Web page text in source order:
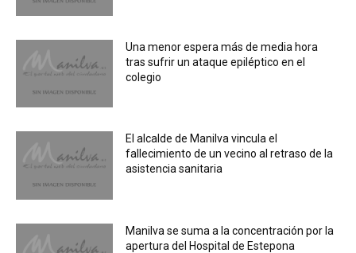
Una menor espera más de media hora
tras sufrir un ataque epiléptico en el
colegio
El alcalde de Manilva vincula el
fallecimiento de un vecino al retraso de la
asistencia sanitaria
Manilva se suma a la concentración por la
apertura del Hospital de Estepona